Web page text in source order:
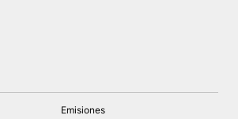
Emisiones